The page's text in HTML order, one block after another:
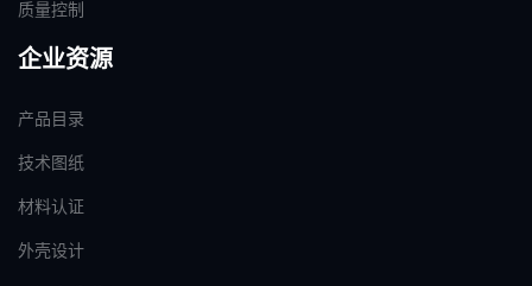
质量控制
企业资源
产品目录
技术图纸
材料认证
外壳设计